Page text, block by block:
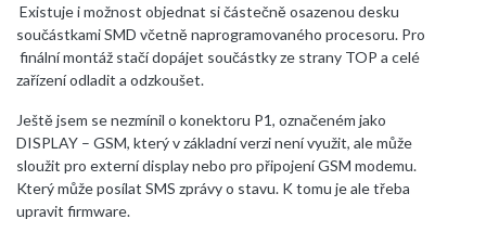
Existuje i možnost objednat si částečně osazenou desku
součástkami SMD včetně naprogramovaného procesoru. Pro
finální montáž stačí dopájet součástky ze strany TOP a celé
zařízení odladit a odzkoušet.
Ještě jsem se nezmínil o konektoru P1, označeném jako
DISPLAY – GSM, který v základní verzi není využit, ale může
sloužit pro externí display nebo pro připojení GSM modemu.
Který může posílat SMS zprávy o stavu. K tomu je ale třeba
upravit firmware.